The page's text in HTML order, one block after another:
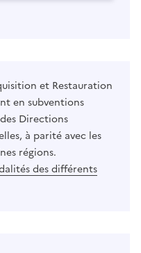
et Restauration
en subventions
Directions
à parité avec les
régions.
des différents